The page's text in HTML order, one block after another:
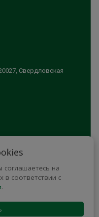
Свердловская
на
в соответствии с
.